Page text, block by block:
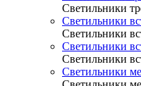
Светильники
Светильники
Светильники
Светильники
Светильники
Светильники